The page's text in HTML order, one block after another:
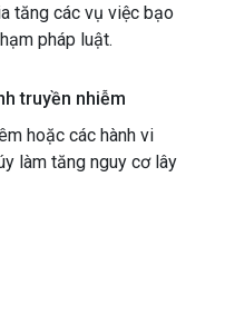
tăng các vụ việc bạo
pháp luật.
truyền nhiễm
hoặc các hành vi
làm tăng nguy cơ lây